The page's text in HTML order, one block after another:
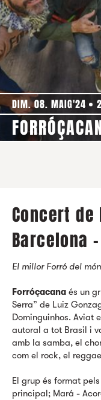
DIM. 08. MAIG'24
Concert de
Barcelona
El millor Forró del
Forróçacana és un
Serra” de Luiz
Dominguinhos. Aviat
autoral a tot Brasil i
amb la samba, el
com el rock, el
El grup és format
principal; Mará -